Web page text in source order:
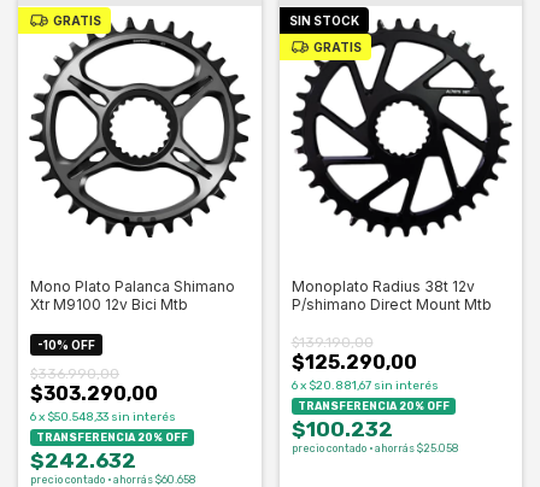
GRATIS
Mono Plato Palanca Shimano
Xtr M9100 12v Bici Mtb
-10% OFF
$303.290,00
$336.990,00
6x $50.548,33 sin interés
TRANSFERENCIA 20% OFF
$242.632
precio contado · ahorrás $60.658
SIN STOCK
GRATIS
Monoplato Radius 38t 12v
P/shimano Direct Mount Mtb
$125.290,00
$139.190,00
6 x $20.881,67 sin interés
TRANSFERENCIA 20% OFF
$100.232
precio contado · ahorrás $25.058